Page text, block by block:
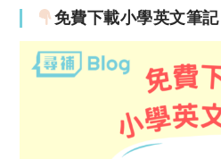
免費下載小學英文筆記